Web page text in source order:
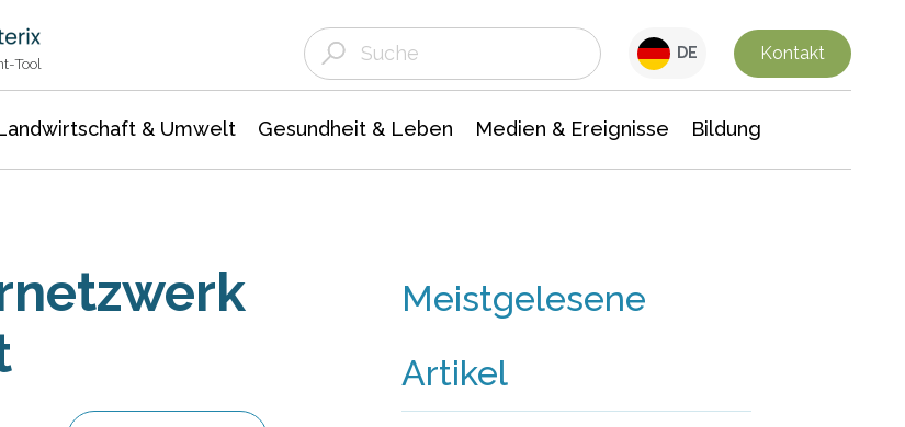
Tool
DE Kontakt
& Umwelt Gesundheit & Leben Medien & Ereignisse Bildung
Meistgelesene
Artikel